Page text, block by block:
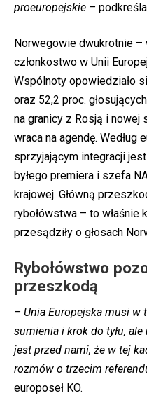
proeuropejskie – podkreśla
Norwegowie dwukrotnie
członkostwo w Unii
Wspólnoty opowiedziało
oraz 52,2 proc.
na granicy z Rosją i
wraca na agendę. Według
sprzyjającym integracji
byłego premiera i szefa
krajowej. Główną
rybołówstwa – to
przesądziły o głosach
Rybołówstwo
przeszkodą
– Unia Europejska musi w
sumienia i krok do tyłu,
jest przed nami, że w tej
rozmów o trzecim
europoseł KO.